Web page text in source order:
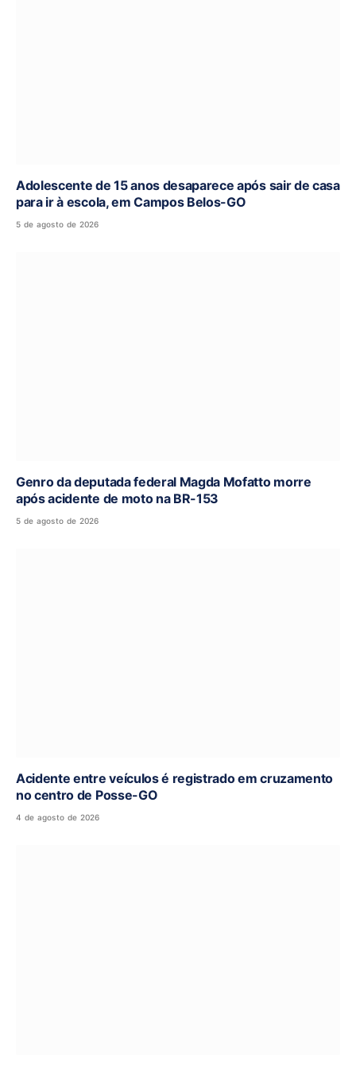
Adolescente de 15 anos desaparece após sair de casa
para ir à escola, em Campos Belos-GO
5 de agosto de 2026
Genro da deputada federal Magda Mofatto morre
após acidente de moto na BR-153
5 de agosto de 2026
Acidente entre veículos é registrado em cruzamento
no centro de Posse-GO
4 de agosto de 2026